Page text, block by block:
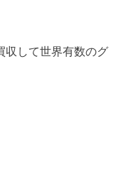
収して世界有数のグ